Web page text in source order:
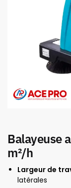
Balayeuse
m²/h
Largeur de
latérales